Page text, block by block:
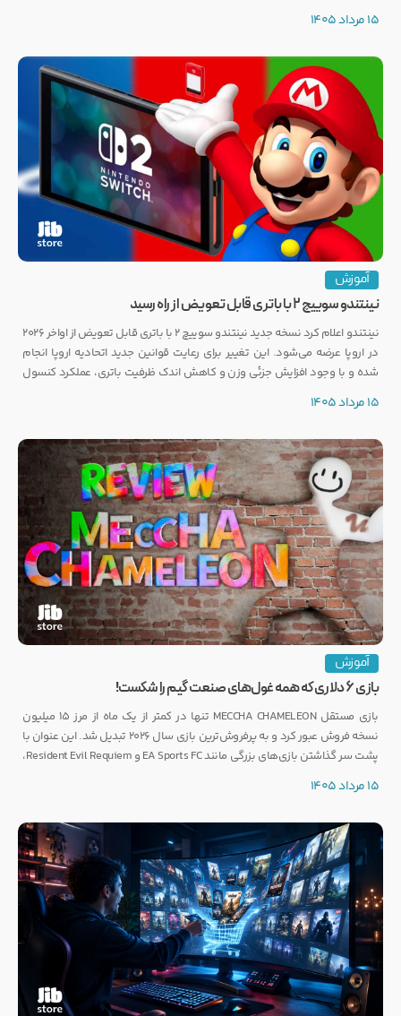
15 مرداد 1405
آموزش
نینتندو سوییچ ۲ با باتری قابل تعویض از راه رسید
نینتندو اعلام کرد نسخه جدید نینتندو سوییچ ۲ با باتری قابل تعویض از اواخر ۲۰۲۶
در اروپا عرضه می‌شود. این تغییر برای رعایت قوانین جدید اتحادیه اروپا انجام
شده و با وجود افزایش جزئی وزن و کاهش اندک ظرفیت باتری، عملکرد کنسول
15 مرداد 1405
آموزش
بازی ۶ دلاری که همه غول‌های صنعت گیم را شکست!
بازی مستقل MECCHA CHAMELEON تنها در کمتر از یک ماه از مرز ۱۵ میلیون
نسخه فروش عبور کرد و به پرفروش‌ترین بازی سال ۲۰۲۶ تبدیل شد. این عنوان با
پشت سر گذاشتن بازی‌های بزرگی مانند EA Sports FC و Resident Evil Requiem،
15 مرداد 1405